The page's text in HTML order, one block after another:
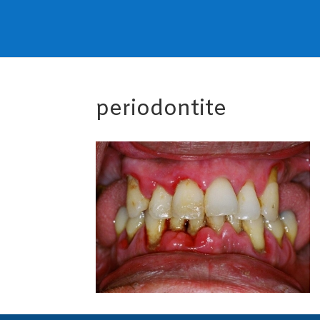
periodontite